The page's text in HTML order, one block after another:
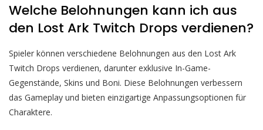
Welche Belohnungen kann ich aus
den Lost Ark Twitch Drops verdienen?
Spieler können verschiedene Belohnungen aus den Lost Ark
Twitch Drops verdienen, darunter exklusive In-Game-
Gegenstände, Skins und Boni. Diese Belohnungen verbessern
das Gameplay und bieten einzigartige Anpassungsoptionen für
Charaktere.